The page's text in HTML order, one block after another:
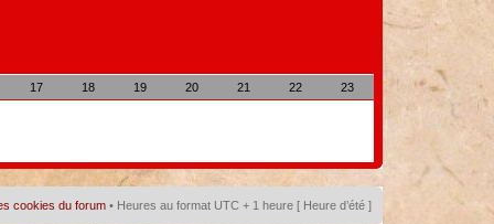
17 18 19 20 21 22 23
cookies du forum • Heures au format UTC + 1 heure [ Heure d’été ]